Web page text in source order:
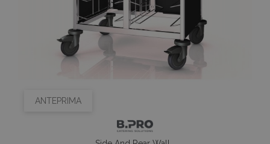
ANTEPRIMA